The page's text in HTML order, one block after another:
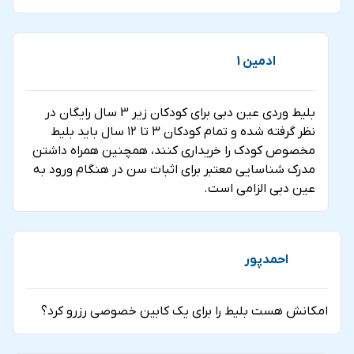
امکانات داخل اتاقک‌های چرخ و فلک دبی
در اتاقک‌های این چرخ و فلک، امکانات جذابی فراهم شده که
تجربه‌ای راحت و لذت‌بخش را برای شما به ارمغان می‌آورد. این
امکانات شامل کاناپه‌های راحت، سیستم تهویه هوا، کفپوش
چوبی و موارد دیگر است که همگی برای ایجاد سفری دلپذیر
طراحی شده‌اند. اما این‌ها تنها امکانات پایه هستند و بسته به
دسته‌بندی هر کابین، خدمات و امکانات متنوع‌تری در اختیار
شما قرار می‌گیرد.
ادمین 1
بلیط وردی عین دبی برای کودکان زیر 3 سال رایگان در
نظر گرفته شده و تمام کودکان ۳ تا ۱۲ سال باید بلیط
مخصوص کودک را خریداری کنند، همچنین همراه داشتن
مدرک شناسایی معتبر برای اثبات سن در هنگام ورود به
عین دبی الزامی است.
احمدپور
امکانش هست بلیط را برای یک کابین خصوصی رزرو کرد؟